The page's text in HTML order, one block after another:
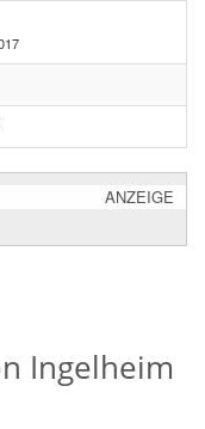
ANZEIGE
Ingelheim